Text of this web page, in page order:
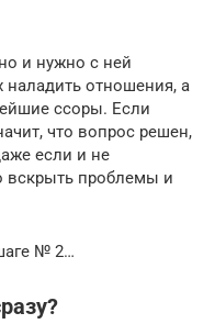
и нужно с ней
наладить отношения, а
ссоры. Если
что вопрос решен,
если и не
вскрыть проблемы и
№ 2…